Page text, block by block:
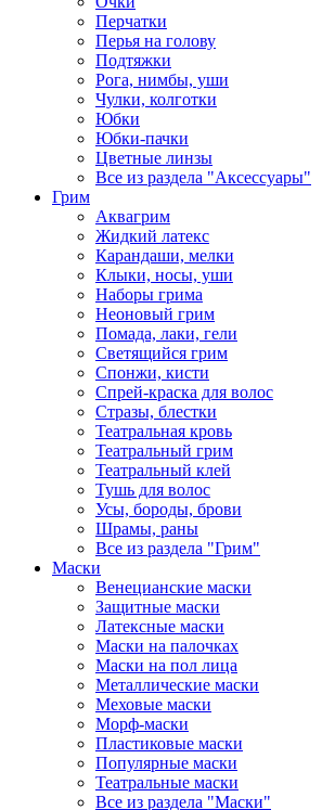
Перчатки
Перья на голову
Подтяжки
Рога, нимбы, уши
Чулки, колготки
Юбки
Юбки-пачки
Цветные линзы
Все из раздела "Аксессуары"
Грим
Аквагрим
Жидкий латекс
Карандаши, мелки
Клыки, носы, уши
Наборы грима
Неоновый грим
Помада, лаки, гели
Светящийся грим
Спонжи, кисти
Спрей-краска для волос
Стразы, блестки
Театральная кровь
Театральный грим
Театральный клей
Тушь для волос
Усы, бороды, брови
Шрамы, раны
Все из раздела "Грим"
Маски
Венецианские маски
Защитные маски
Латексные маски
Маски на палочках
Маски на пол лица
Металлические маски
Меховые маски
Морф-маски
Пластиковые маски
Популярные маски
Театральные маски
Все из раздела "Маски"